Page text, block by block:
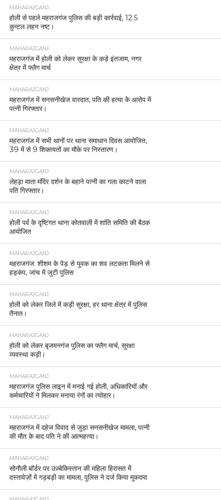
MAHARAJGANJ
होली से पहले महराजगंज पुलिस की बड़ी कार्रवाई, 12.5
कुन्टल लहन नष्ट।
MAHARAJGANJ
महराजगंज में होली को लेकर सुरक्षा के कड़े इंतजाम, नगर
क्षेत्र में फ्लैग मार्च
MAHARAJGANJ
महराजगंज में सनसनीखेज वारदात, पति की हत्या के आरोप में
पत्नी गिरफ्तार।
MAHARAJGANJ
महराजगंज में सभी थानों पर थाना समाधान दिवस आयोजित,
39 में से 9 शिकायतों का मौके पर निस्तारण।
MAHARAJGANJ
लेहड़ा माता मंदिर दर्शन के बहाने पत्नी का गला काटने वाला
पति गिरफ्तार।
MAHARAJGANJ
होली पर्व के दृष्टिगत थाना कोतवाली में शांति समिति की बैठक
आयोजित
MAHARAJGANJ
महराजगंज: शीशम के पेड़ से युवक का शव लटकता मिलने से
हड़कंप, जांच में जुटी पुलिस
MAHARAJGANJ
होली को लेकर जिले में कड़ी सुरक्षा, हर थाना क्षेत्र में पुलिस
तैनात।
MAHARAJGANJ
होली को लेकर बृजमनगंज पुलिस का फ्लैग मार्च, सुरक्षा
व्यवस्था कड़ी।
MAHARAJGANJ
महराजगंज पुलिस लाइन में मनाई गई होली, अधिकारियों और
कर्मचारियों ने मिलकर मनाया रंगों का त्योहार।
MAHARAJGANJ
महराजगंज में दहेज विवाद से जुड़ा सनसनीखेज मामला, पत्नी
की मौत के बाद पति ने की आत्महत्या।
MAHARAJGANJ
सोनौली बॉर्डर पर उज़्बेकिस्तान की महिला हिरासत में
दस्तावेज़ों में गड़बड़ी का मामला, पुलिस ने दर्ज किया मुकदमा